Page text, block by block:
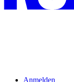
Anmelden